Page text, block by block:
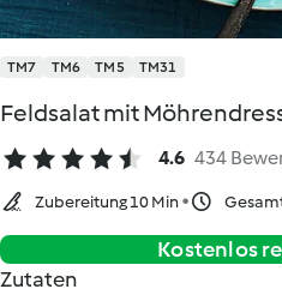
TM7 TM6 TM5 TM31
Feldsalat mit
4.6 434
Zubereitung 10 Min
Kostenlos
Zutaten